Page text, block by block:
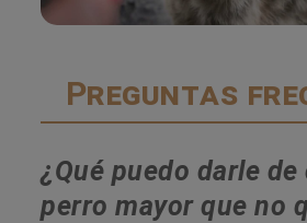
Preguntas
¿Qué puedo darle
perro mayor que no